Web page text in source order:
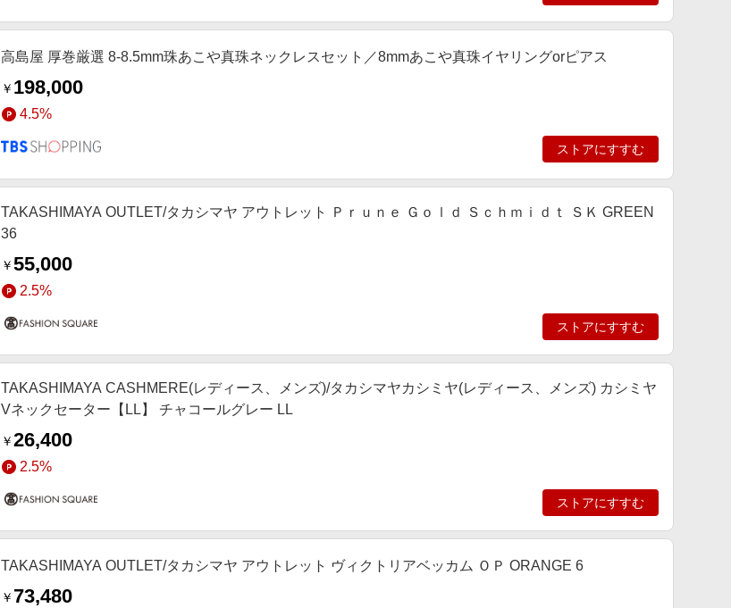
高島屋 厚巻厳選 8-8.5mm珠あこや真珠ネックレスセット／8mmあこや真珠イヤリングorピアス
￥ 198,000
4.5%
ストアにすすむ
TAKASHIMAYA OUTLET/タカシマヤ アウトレット Ｐｒｕｎｅ Ｇｏｌｄ Ｓｃｈｍｉｄｔ ＳＫ GREEN
36
￥55,000
2.5%
ストアにすすむ
TAKASHIMAYA CASHMERE(レディース、メンズ)/タカシマヤカシミヤ(レディース、メンズ) カシミヤ
Vネックセーター【LL】 チャコールグレー LL
￥26,400
2.5%
ストアにすすむ
TAKASHIMAYA OUTLET/タカシマヤ アウトレット ヴィクトリアベッカム ＯＰ ORANGE 6
￥ 73,480